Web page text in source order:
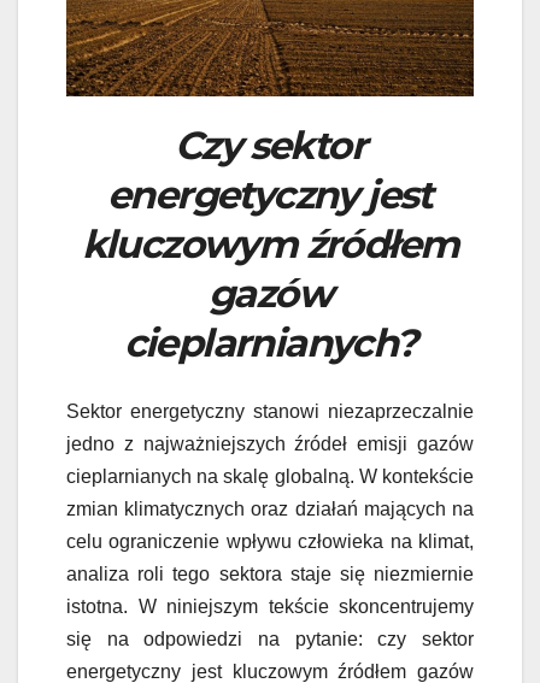
Czy sektor
energetyczny jest
kluczowym źródłem
gazów
cieplarnianych?
Sektor energetyczny stanowi niezaprzeczalnie
jedno z najważniejszych źródeł emisji gazów
cieplarnianych na skalę globalną. W kontekście
zmian klimatycznych oraz działań mających na
celu ograniczenie wpływu człowieka na klimat,
analiza roli tego sektora staje się niezmiernie
istotna. W niniejszym tekście skoncentrujemy
się na odpowiedzi na pytanie: czy sektor
energetyczny jest kluczowym źródłem gazów